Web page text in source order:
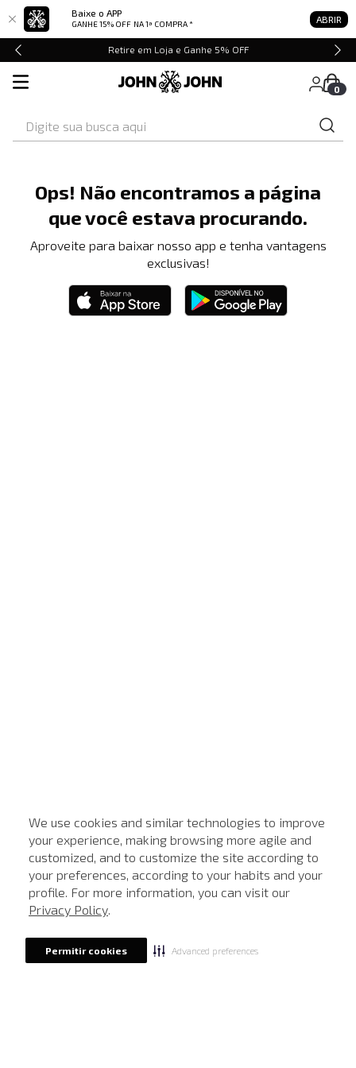
Baixe o APP
GANHE 15% OFF NA 1ª COMPRA * ABRIR
We use cookies and similar technologies to improve
your experience, making browsing more agile and
customized, and to customize the site according to
your preferences, according to your habits and your
profile. For more information, you can visit our
Privacy Policy.
Permitir cookies Advanced preferences
Retire em Loja e Ganhe 5% OFF
0
Ops! Não encontramos a página
que você estava procurando.
Aproveite para baixar nosso app e tenha vantagens
exclusivas!